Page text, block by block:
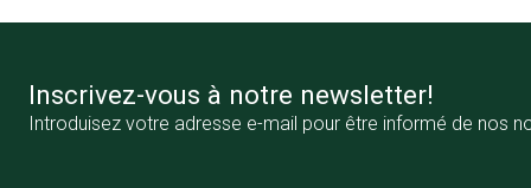
Inscrivez-vous à notre newsletter!
Introduisez votre adresse e-mail pour être informé de nos